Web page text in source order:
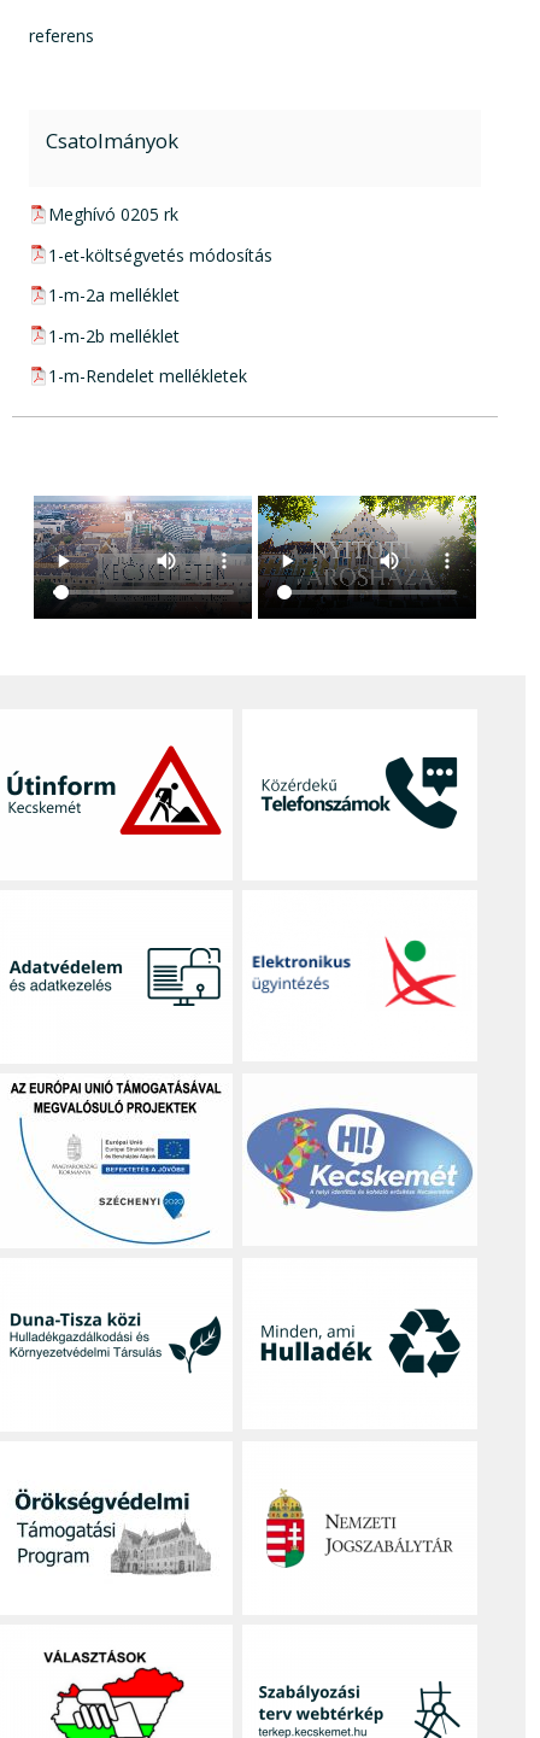
referens
Csatolmányok
pdf csatolmány:
Meghívó 0205 rk
pdf csatolmány:
1-et-költségvetés módosítás
pdf csatolmány:
1-m-2a melléklet
pdf csatolmány:
1-m-2b melléklet
pdf csatolmány:
1-m-Rendelet mellékletek